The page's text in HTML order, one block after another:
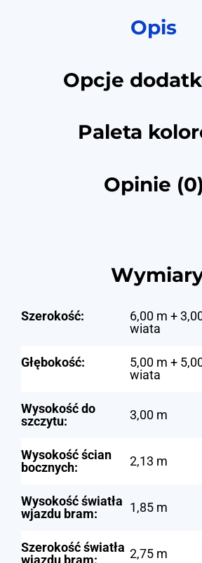
Opis
Opcje
Paleta
Opinie (0)
Szerokość:
6,00 m +
wiata
Głębokość:
5,00 m +
wiata
Wysokość do
szczytu:
3,00 m
Wysokość ścian
bocznych:
2,13 m
Wysokość światła
wjazdu bram:
1,85 m
Szerokość światła
wjazdu bram:
2,75 m